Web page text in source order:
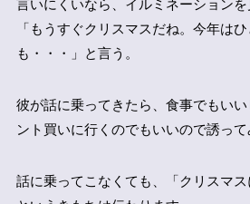
言いにくいなら、イルミネーションを
「もうすぐクリスマスだね。今年は
も・・・」と言う。
彼が話に乗ってきたら、食事でもい
ント買いに行くのでもいいので誘って
話に乗ってこなくても、「クリスマス